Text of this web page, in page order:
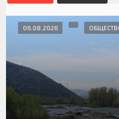
06.08.2026